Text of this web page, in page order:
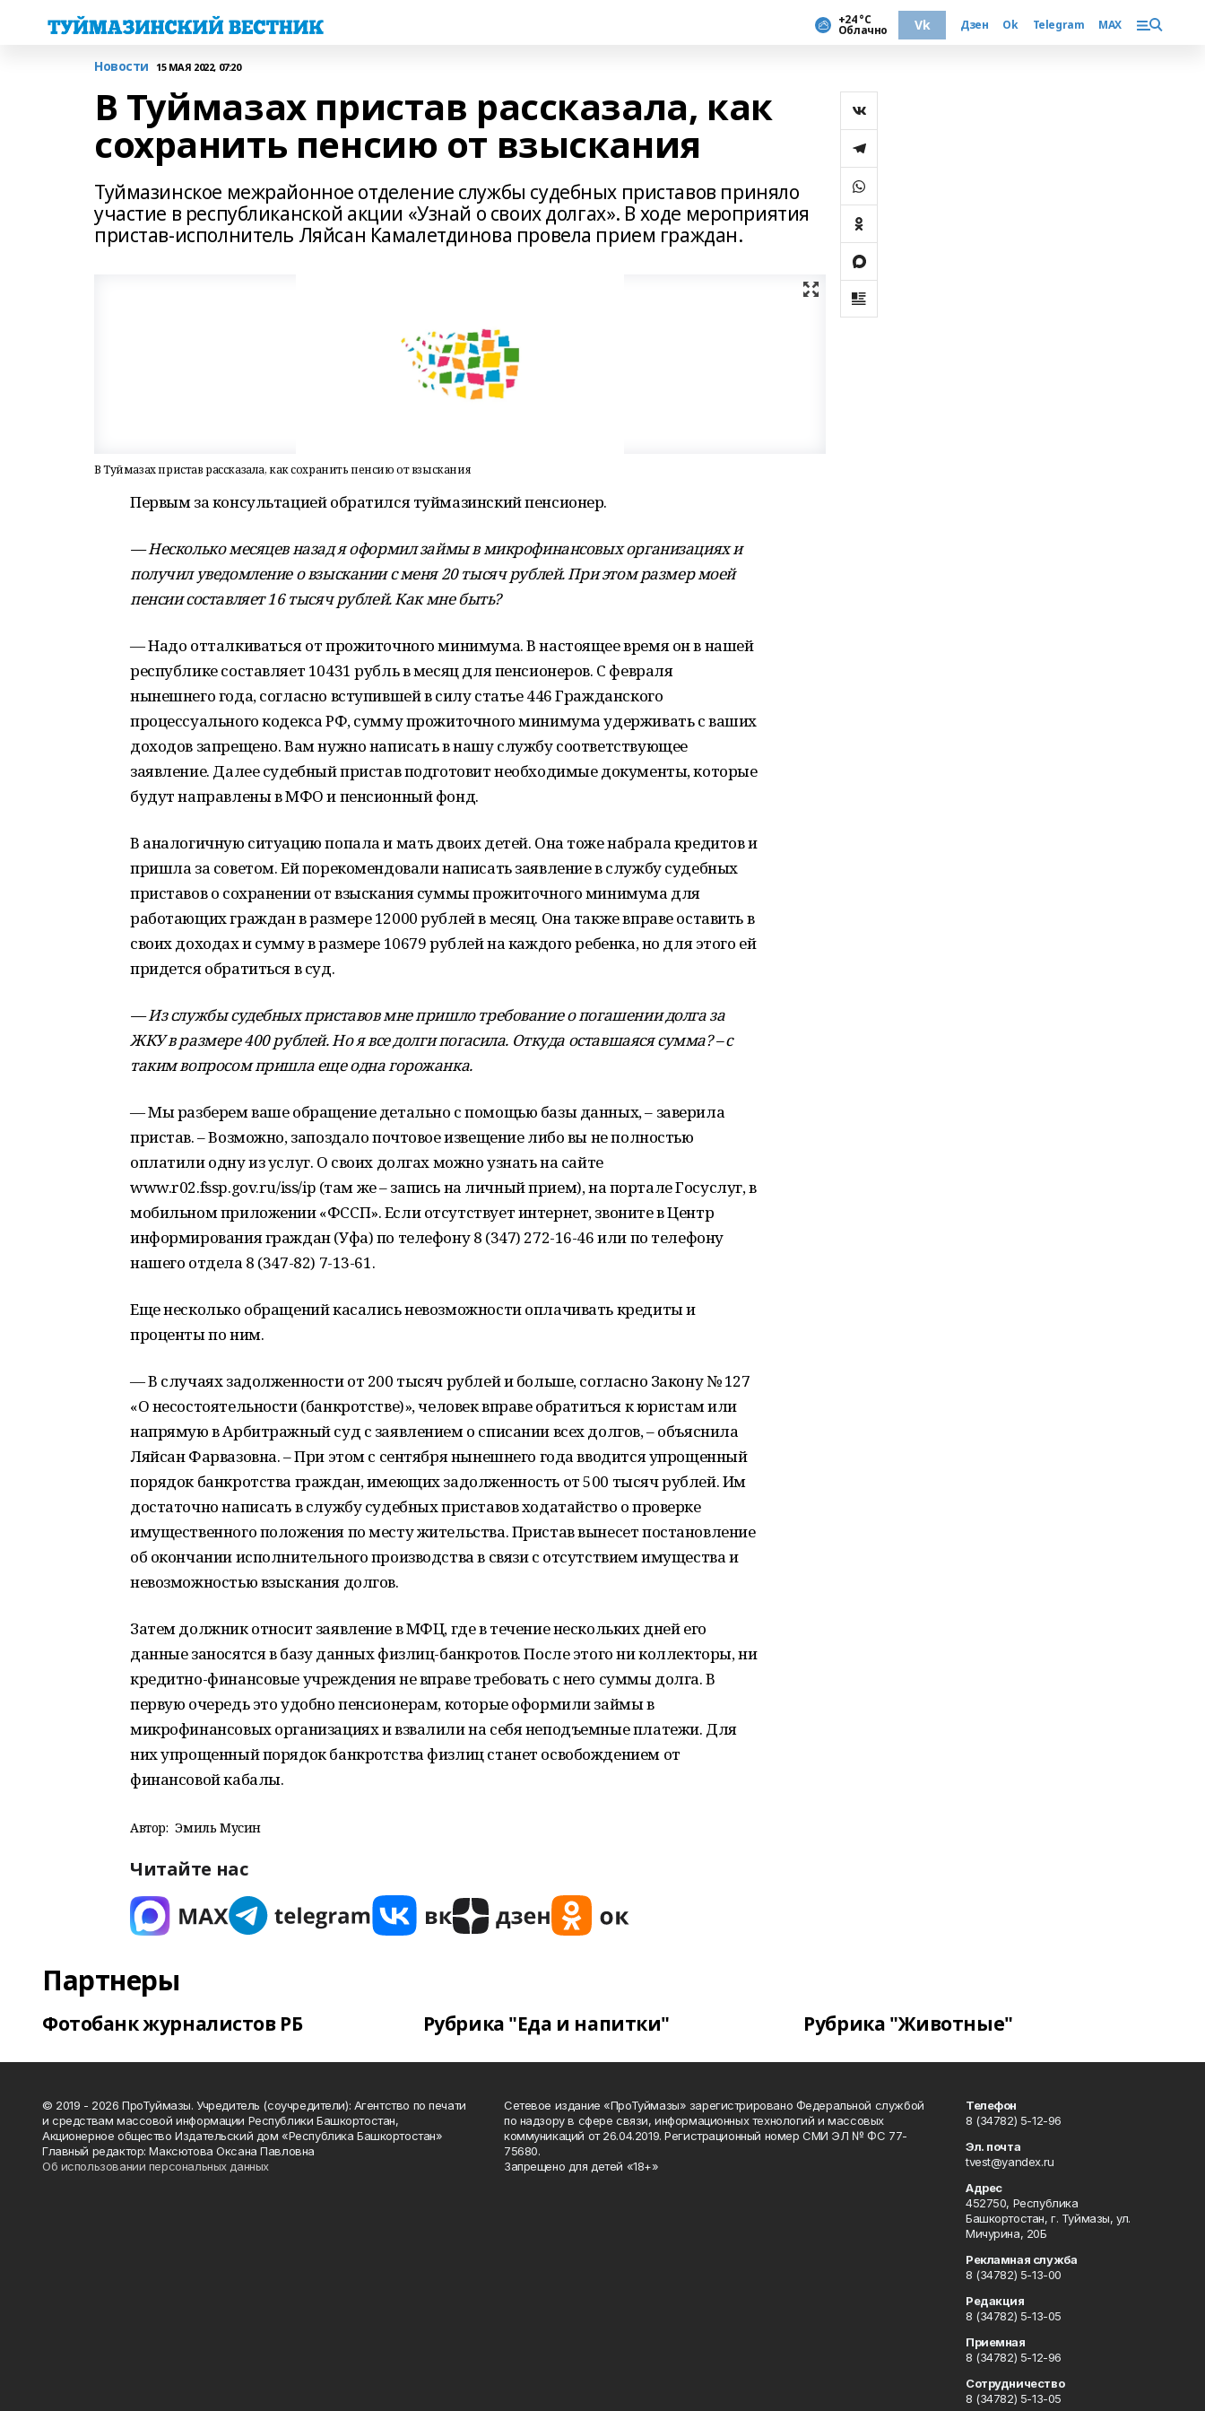
+24 °С
Облачно Vk Дзен Ok Telegram MAX
Новости 15 МАЯ 2022, 07:20
В Туймазах пристав рассказала, как
сохранить пенсию от взыскания
Туймазинское межрайонное отделение службы судебных приставов приняло
участие в республиканской акции «Узнай о своих долгах». В ходе мероприятия
пристав-исполнитель Ляйсан Камалетдинова провела прием граждан.
В Туймазах пристав рассказала, как сохранить пенсию от взыскания
Первым за консультацией обратился туймазинский пенсионер.
— Несколько месяцев назад я оформил займы в микрофинансовых организациях и
получил уведомление о взыскании с меня 20 тысяч рублей. При этом размер моей
пенсии составляет 16 тысяч рублей. Как мне быть?
— Надо отталкиваться от прожиточного минимума. В настоящее время он в нашей
республике составляет 10431 рубль в месяц для пенсионеров. С февраля
нынешнего года, согласно вступившей в силу статье 446 Гражданского
процессуального кодекса РФ, сумму прожиточного минимума удерживать с ваших
доходов запрещено. Вам нужно написать в нашу службу соответствующее
заявление. Далее судебный пристав подготовит необходимые документы, которые
будут направлены в МФО и пенсионный фонд.
В аналогичную ситуацию попала и мать двоих детей. Она тоже набрала кредитов и
пришла за советом. Ей порекомендовали написать заявление в службу судебных
приставов о сохранении от взыскания суммы прожиточного минимума для
работающих граждан в размере 12000 рублей в месяц. Она также вправе оставить в
своих доходах и сумму в размере 10679 рублей на каждого ребенка, но для этого ей
придется обратиться в суд.
— Из службы судебных приставов мне пришло требование о погашении долга за
ЖКУ в размере 400 рублей. Но я все долги погасила. Откуда оставшаяся сумма? – с
таким вопросом пришла еще одна горожанка.
— Мы разберем ваше обращение детально с помощью базы данных, – заверила
пристав. – Возможно, запоздало почтовое извещение либо вы не полностью
оплатили одну из услуг. О своих долгах можно узнать на сайте
www.r02.fssp.gov.ru/iss/ip (там же – запись на личный прием), на портале Госуслуг, в
мобильном приложении «ФССП». Если отсутствует интернет, звоните в Центр
информирования граждан (Уфа) по телефону 8 (347) 272-16-46 или по телефону
нашего отдела 8 (347-82) 7-13-61.
Еще несколько обращений касались невозможности оплачивать кредиты и
проценты по ним.
— В случаях задолженности от 200 тысяч рублей и больше, согласно Закону № 127
«О несостоятельности (банкротстве)», человек вправе обратиться к юристам или
напрямую в Арбитражный суд с заявлением о списании всех долгов, – объяснила
Ляйсан Фарвазовна. – При этом с сентября нынешнего года вводится упрощенный
порядок банкротства граждан, имеющих задолженность от 500 тысяч рублей. Им
достаточно написать в службу судебных приставов ходатайство о проверке
имущественного положения по месту жительства. Пристав вынесет постановление
об окончании исполнительного производства в связи с отсутствием имущества и
невозможностью взыскания долгов.
Затем должник относит заявление в МФЦ, где в течение нескольких дней его
данные заносятся в базу данных физлиц-банкротов. После этого ни коллекторы, ни
кредитно-финансовые учреждения не вправе требовать с него суммы долга. В
первую очередь это удобно пенсионерам, которые оформили займы в
микрофинансовых организациях и взвалили на себя неподъемные платежи. Для
них упрощенный порядок банкротства физлиц станет освобождением от
финансовой кабалы.
Автор: Эмиль Мусин
Читайте нас
Партнеры
Фотобанк журналистов РБ Рубрика "Еда и напитки" Рубрика "Животные"
© 2019 - 2026 ПроТуймазы. Учредитель (соучредители): Агентство по печати
и средствам массовой информации Республики Башкортостан,
Акционерное общество Издательский дом «Республика Башкортостан»
Главный редактор: Максютова Оксана Павловна
Об использовании персональных данных
Сетевое издание «ПроТуймазы» зарегистрировано Федеральной службой
по надзору в сфере связи, информационных технологий и массовых
коммуникаций от 26.04.2019. Регистрационный номер СМИ ЭЛ № ФС 77-
75680.
Запрещено для детей «18+»
Телефон
8 (34782) 5-12-96
Эл. почта
tvest@yandex.ru
Адрес
452750, Республика
Башкортостан, г. Туймазы, ул.
Мичурина, 20Б
Рекламная служба
8 (34782) 5-13-00
Редакция
8 (34782) 5-13-05
Приемная
8 (34782) 5-12-96
Сотрудничество
8 (34782) 5-13-05